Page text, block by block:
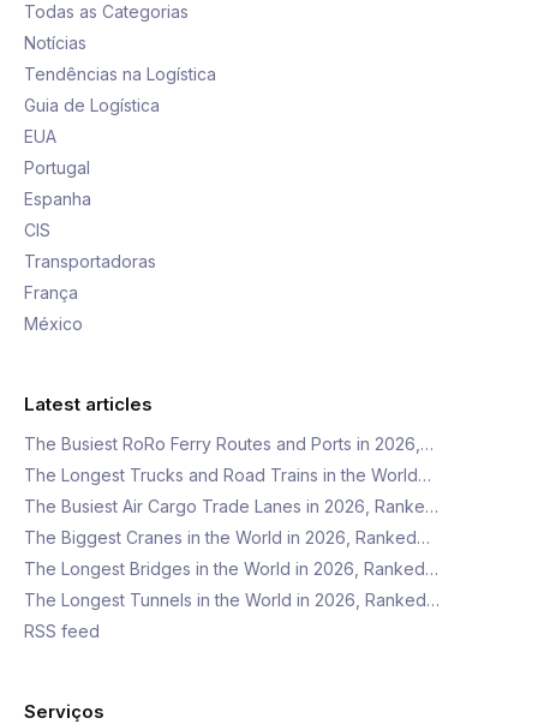
Todas as Categorias
Notícias
Tendências na Logística
Guia de Logística
EUA
Portugal
Espanha
CIS
Transportadoras
França
México
Latest articles
The Busiest RoRo Ferry Routes and Ports in 2026,…
The Longest Trucks and Road Trains in the World…
The Busiest Air Cargo Trade Lanes in 2026, Ranke…
The Biggest Cranes in the World in 2026, Ranked…
The Longest Bridges in the World in 2026, Ranked…
The Longest Tunnels in the World in 2026, Ranked…
RSS feed
Serviços